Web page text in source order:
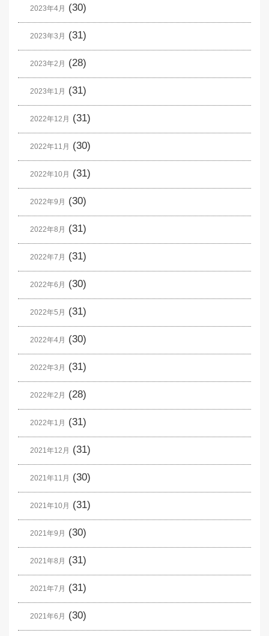
2023年4月 (30)
2023年3月 (31)
2023年2月 (28)
2023年1月 (31)
2022年12月 (31)
2022年11月 (30)
2022年10月 (31)
2022年9月 (30)
2022年8月 (31)
2022年7月 (31)
2022年6月 (30)
2022年5月 (31)
2022年4月 (30)
2022年3月 (31)
2022年2月 (28)
2022年1月 (31)
2021年12月 (31)
2021年11月 (30)
2021年10月 (31)
2021年9月 (30)
2021年8月 (31)
2021年7月 (31)
2021年6月 (30)